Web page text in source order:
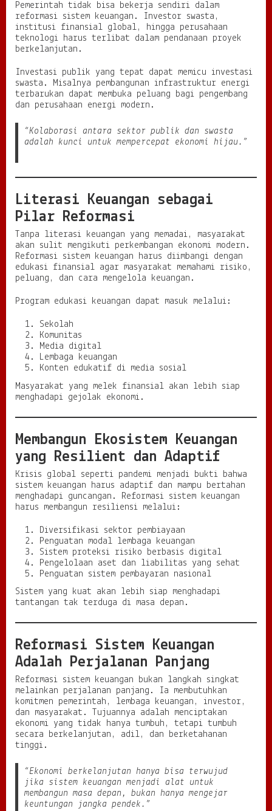
Pemerintah tidak bisa bekerja sendiri dalam
reformasi sistem keuangan. Investor swasta,
institusi finansial global, hingga perusahaan
teknologi harus terlibat dalam pendanaan proyek
berkelanjutan.
Investasi publik yang tepat dapat memicu investasi
swasta. Misalnya pembangunan infrastruktur energi
terbarukan dapat membuka peluang bagi pengembang
dan perusahaan energi modern.
“Kolaborasi antara sektor publik dan swasta
adalah kunci untuk mempercepat ekonomi hijau.”
Literasi Keuangan sebagai
Pilar Reformasi
Tanpa literasi keuangan yang memadai, masyarakat
akan sulit mengikuti perkembangan ekonomi modern.
Reformasi sistem keuangan harus diimbangi dengan
edukasi finansial agar masyarakat memahami risiko,
peluang, dan cara mengelola keuangan.
Program edukasi keuangan dapat masuk melalui:
Sekolah
Komunitas
Media digital
Lembaga keuangan
Konten edukatif di media sosial
Masyarakat yang melek finansial akan lebih siap
menghadapi gejolak ekonomi.
Membangun Ekosistem Keuangan
yang Resilient dan Adaptif
Krisis global seperti pandemi menjadi bukti bahwa
sistem keuangan harus adaptif dan mampu bertahan
menghadapi guncangan. Reformasi sistem keuangan
harus membangun resiliensi melalui:
Diversifikasi sektor pembiayaan
Penguatan modal lembaga keuangan
Sistem proteksi risiko berbasis digital
Pengelolaan aset dan liabilitas yang sehat
Penguatan sistem pembayaran nasional
Sistem yang kuat akan lebih siap menghadapi
tantangan tak terduga di masa depan.
Reformasi Sistem Keuangan
Adalah Perjalanan Panjang
Reformasi sistem keuangan bukan langkah singkat
melainkan perjalanan panjang. Ia membutuhkan
komitmen pemerintah, lembaga keuangan, investor,
dan masyarakat. Tujuannya adalah menciptakan
ekonomi yang tidak hanya tumbuh, tetapi tumbuh
secara berkelanjutan, adil, dan berketahanan
tinggi.
“Ekonomi berkelanjutan hanya bisa terwujud
jika sistem keuangan menjadi alat untuk
membangun masa depan, bukan hanya mengejar
keuntungan jangka pendek.”